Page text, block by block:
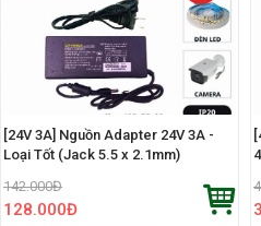
[24V 3A] Nguồn Adapter 24V 3A -
Loại Tốt (Jack 5.5 x 2.1mm)
142.000Đ
128.000Đ